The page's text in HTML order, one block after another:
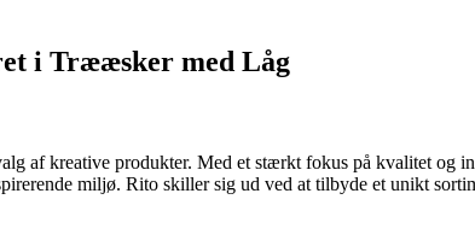
i Trææsker med Låg
af kreative produkter. Med et stærkt fokus på kvalitet og
miljø. Rito skiller sig ud ved at tilbyde et unikt